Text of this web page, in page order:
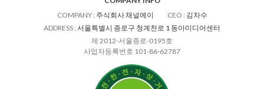
COMPANY: 주식회사 채널에이 CEO : 김차수
ADDRESS : 서울특별시 종로구 청계천로 1 동아미디어센터
제 2012-서울종로-0195호
사업자등록번호 101-86-62787